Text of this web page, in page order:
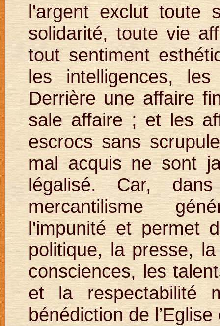
l'argent exclut toute
solidarité, toute vie
tout sentiment
les intelligences,
Derrière une affaire
sale affaire ; et les
escrocs sans
mal acquis ne sont
légalisé. Car,
mercantilisme
l'impunité et permet
politique, la presse,
consciences, les
et la respectabilité
bénédiction de